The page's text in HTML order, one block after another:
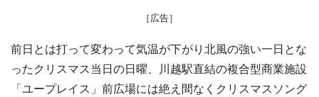
［広告］
前日とは打って変わって気温が下がり北風の強い一日とな
ったクリスマス当日の日曜、川越駅直結の複合型商業施設
「ユープレイス」前広場には絶え間なくクリスマスソング